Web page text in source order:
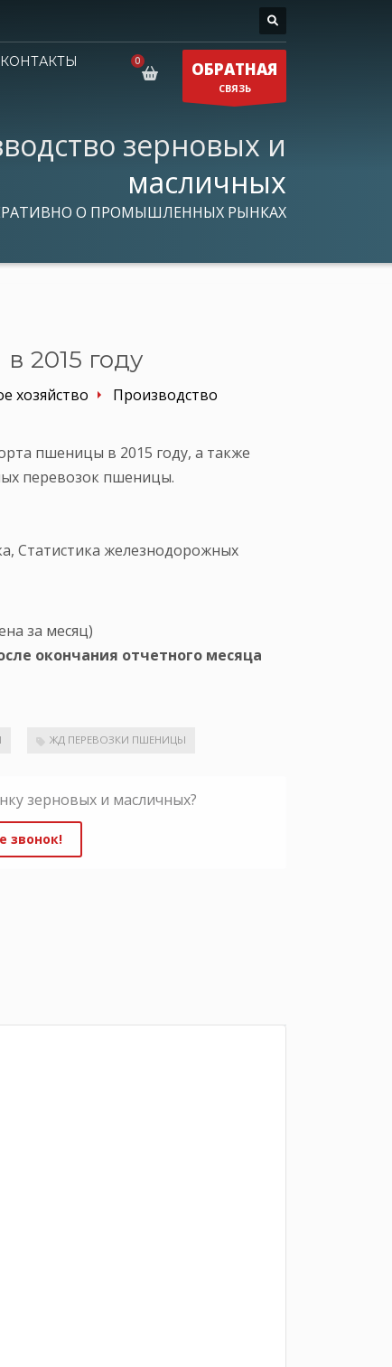
КОНТАКТЫ
ОБРАТНАЯ
СВЯЗЬ
зерновых и
масличных
О ПРОМЫШЛЕННЫХ РЫНКАХ
2015 году
хозяйство
Производство
пшеницы в 2015 году, а также
перевозок пшеницы.
Статистика железнодорожных
за месяц)
окончания отчетного месяца
ЖД ПЕРЕВОЗКИ ПШЕНИЦЫ
зерновых и масличных?
звонок!